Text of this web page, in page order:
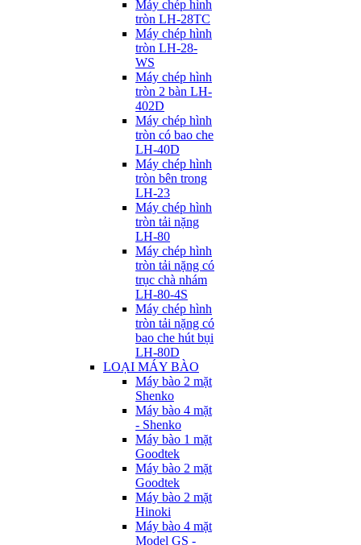
Máy chép hình
tròn LH-28TC
Máy chép hình
tròn LH-28-
WS
Máy chép hình
tròn 2 bàn LH-
402D
Máy chép hình
tròn có bao che
LH-40D
Máy chép hình
tròn bên trong
LH-23
Máy chép hình
tròn tải nặng
LH-80
Máy chép hình
tròn tải nặng có
trục chà nhám
LH-80-4S
Máy chép hình
tròn tải nặng có
bao che hút bụi
LH-80D
LOẠI MÁY BÀO
Máy bào 2 mặt
Shenko
Máy bào 4 mặt
- Shenko
Máy bào 1 mặt
Goodtek
Máy bào 2 mặt
Goodtek
Máy bào 2 mặt
Hinoki
Máy bào 4 mặt
Model GS -